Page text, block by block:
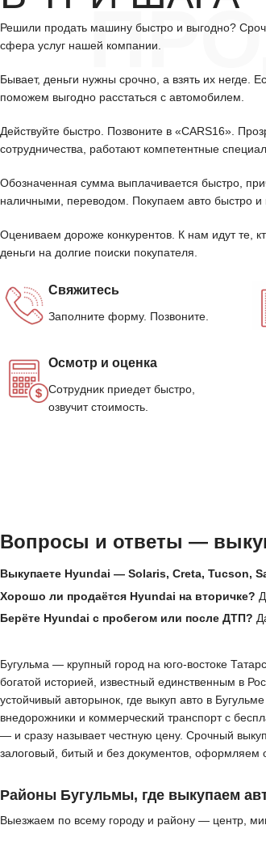
Решили продать машину быстро и выгодно?
сфера услуг нашей компании.
Бывает, деньги нужны срочно, а взять их негде.
поможем выгодно расстаться с автомобилем.
Действуйте быстро. Позвоните в «CARS16».
сотрудничества, работают компетентные
Обозначенная сумма выплачивается быстро,
наличными, переводом. Покупаем авто быстро и
Оцениваем дороже конкурентов. К нам идут те,
деньги на долгие поиски покупателя.
Свяжитесь
Заполните форму. Позвоните.
Осмотр и оценка
Сотрудник приедет быстро,
озвучит стоимость.
Вопросы и ответы —
Выкупаете Hyundai — Solaris, Creta, Tucson,
Хорошо ли продаётся Hyundai на вторичке?
Берёте Hyundai с пробегом или после ДТП?
Бугульма — крупный город на юго-востоке
богатой историей, известный единственным в
устойчивый авторынок, где выкуп авто в
внедорожники и коммерческий транспорт с
— и сразу называет честную цену. Срочный
залоговый, битый и без документов,
Районы Бугульмы, где выкупаем
Выезжаем по всему городу и району — центр,